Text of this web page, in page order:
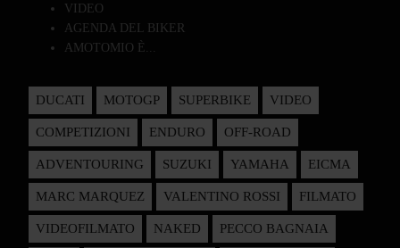
VIDEO
AGENDA DEL BIKER
AMOTOMIO È...
DUCATI MOTOGP SUPERBIKE VIDEO
COMPETIZIONI ENDURO OFF-ROAD
ADVENTOURING SUZUKI YAMAHA EICMA
MARC MARQUEZ VALENTINO ROSSI FILMATO
VIDEOFILMATO NAKED PECCO BAGNAIA